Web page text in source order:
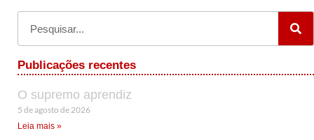
Publicações recentes
O supremo aprendiz
5 de agosto de 2026
Leia mais »